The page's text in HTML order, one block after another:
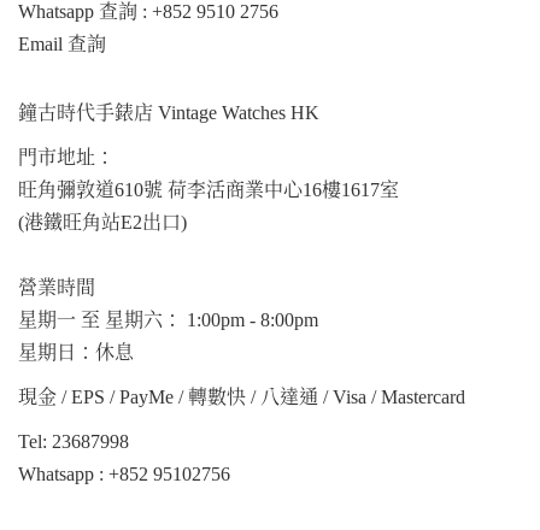
Whatsapp 查詢 : +852 9510 2756
Email 查詢
鐘古時代手錶店 Vintage Watches HK
門市地址：
旺角彌敦道610號 荷李活商業中心16樓1617室
(港鐵旺角站E2出口)
營業時間
星期一 至 星期六： 1:00pm - 8:00pm
星期日：休息
現金 / EPS / PayMe / 轉數快 / 八達通 / Visa / Mastercard
Tel: 23687998
Whatsapp : +852 95102756